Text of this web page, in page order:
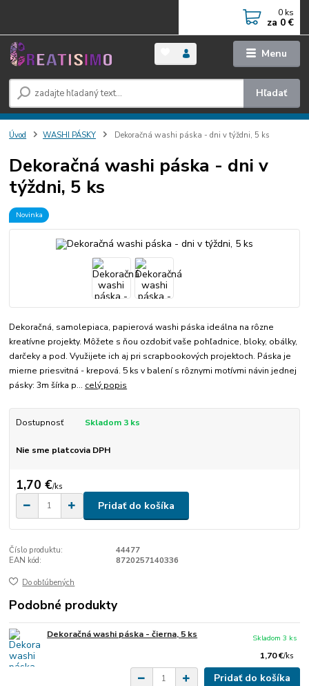
Menu
Hľadať
0 ks
za 0 €
Úvod WASHI PÁSKY Dekoračná washi páska - dni v týždni, 5 ks
Dekoračná washi páska - dni v
týždni, 5 ks
Novinka
Dekoračná, samolepiaca, papierová washi páska ideálna na rôzne
kreatívne projekty. Môžete s ňou ozdobiť vaše pohľadnice, bloky, obálky,
darčeky a pod. Využijete ich aj pri scrapbookových projektoch. Páska je
mierne priesvitná - krepová. 5 ks v balení s rôznymi motívmi návin jednej
pásky: 3m šírka p... celý popis
Dostupnosť Skladom 3 ks
Nie sme platcovia DPH
1,70 €/ks
Pridať do košíka
Číslo produktu:
44477
EAN kód:
8720257140336
Do obľúbených
Podobné produkty
Dekoračná washi páska - čierna, 5 ks
1,70 €/ks
Skladom 3 ks
Pridať do košíka